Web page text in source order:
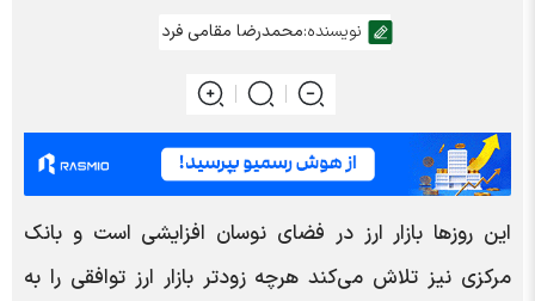
نویسنده:محمدرضا مقامی فرد
این روز‌ها بازار ارز در فضای نوسان افزایشی است و بانک
مرکزی نیز تلاش می‌کند هرچه زودتر بازار ارز توافقی را به